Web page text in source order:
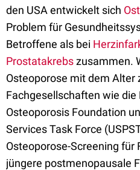
den USA entwickelt sich
Problem für
Betroffene als bei
Prostatakrebszusammen.
Osteoporose mit dem
Fachgesellschaften wie die
Osteoporosis Foundation
Services Task Force
Osteoporose-Screening für
jüngere postmenopausale